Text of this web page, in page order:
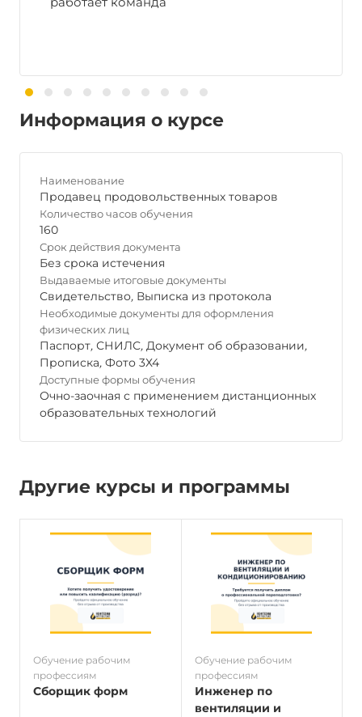
Информация о курсе
Наименование
Продавец продовольственных товаров
Количество часов обучения
160
Срок действия документа
Без срока истечения
Выдаваемые итоговые документы
Свидетельство, Выписка из протокола
Необходимые документы для оформления
физических лиц
Паспорт, СНИЛС, Документ об образовании,
Прописка, Фото 3Х4
Доступные формы обучения
Очно-заочная с применением дистанционных
образовательных технологий
Другие курсы и программы
Обучение рабочим
профессиям
Сборщик форм
Обучение рабочим
профессиям
Инженер по
вентиляции и